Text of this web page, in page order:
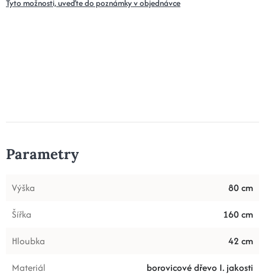
Tyto možnosti, uveďte do poznámky v objednávce
Parametry
Výška
80 cm
Šířka
160 cm
Hloubka
42 cm
Materiál
borovicové dřevo I. jakosti